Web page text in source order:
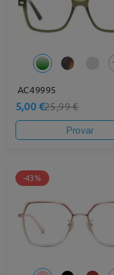
AC49995
5,00 €25,99 €
Provar
-43%